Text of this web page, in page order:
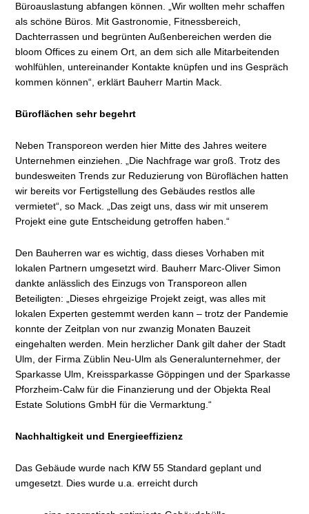
Büroauslastung abfangen können. „Wir wollten mehr schaffen
als schöne Büros. Mit Gastronomie, Fitnessbereich,
Dachterrassen und begrünten Außenbereichen werden die
bloom Offices zu einem Ort, an dem sich alle Mitarbeitenden
wohlfühlen, untereinander Kontakte knüpfen und ins Gespräch
kommen können“, erklärt Bauherr Martin Mack.
Büroflächen sehr begehrt
Neben Transporeon werden hier Mitte des Jahres weitere
Unternehmen einziehen. „Die Nachfrage war groß. Trotz des
bundesweiten Trends zur Reduzierung von Büroflächen hatten
wir bereits vor Fertigstellung des Gebäudes restlos alle
vermietet“, so Mack. „Das zeigt uns, dass wir mit unserem
Projekt eine gute Entscheidung getroffen haben.“
Den Bauherren war es wichtig, dass dieses Vorhaben mit
lokalen Partnern umgesetzt wird. Bauherr Marc-Oliver Simon
dankte anlässlich des Einzugs von Transporeon allen
Beteiligten: „Dieses ehrgeizige Projekt zeigt, was alles mit
lokalen Experten gestemmt werden kann – trotz der Pandemie
konnte der Zeitplan von nur zwanzig Monaten Bauzeit
eingehalten werden. Mein herzlicher Dank gilt daher der Stadt
Ulm, der Firma Züblin Neu-Ulm als Generalunternehmer, der
Sparkasse Ulm, Kreissparkasse Göppingen und der Sparkasse
Pforzheim-Calw für die Finanzierung und der Objekta Real
Estate Solutions GmbH für die Vermarktung.“
Nachhaltigkeit und Energieeffizienz
Das Gebäude wurde nach KfW 55 Standard geplant und
umgesetzt. Dies wurde u.a. erreicht durch